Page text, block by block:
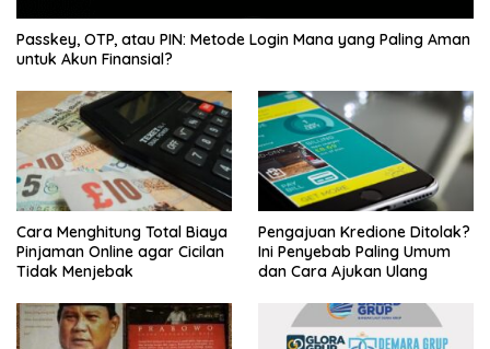
Passkey, OTP, atau PIN: Metode Login Mana yang Paling Aman
untuk Akun Finansial?
Cara Menghitung Total Biaya
Pinjaman Online agar Cicilan
Tidak Menjebak
Pengajuan Kredione Ditolak?
Ini Penyebab Paling Umum
dan Cara Ajukan Ulang